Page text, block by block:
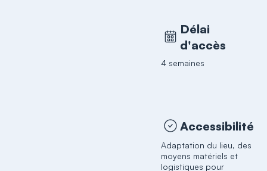
Délai
d'accès
4 semaines
Accessibilité
Adaptation du lieu, des
moyens matériels et
logistiques pour